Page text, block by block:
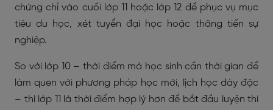
chứng chỉ vào cuối lớp 11 hoặc lớp 12 để phục vụ mục
tiêu du học, xét tuyển đại học hoặc thăng tiến sự
nghiệp.
So với lớp 10 – thời điểm mà học sinh cần thời gian để
làm quen với phương pháp học mới, lịch học dày đặc
– thì lớp 11 là thời điểm hợp lý hơn để bắt đầu luyện thi